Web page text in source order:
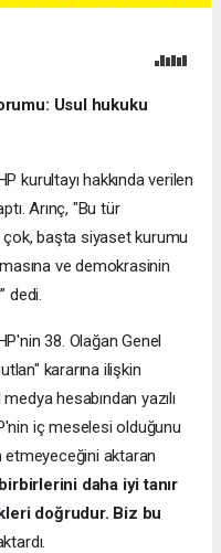
Usul hukuku
kurultayı hakkında verilen
Arınç, "Bu tür
başta siyaset kurumu
ve demokrasinin
dedi.
38. Olağan Genel
kararına ilişkin
hesabından yazılı
iç meselesi olduğunu
etmeyeceğini aktaran
daha iyi tanır
doğrudur. Biz bu